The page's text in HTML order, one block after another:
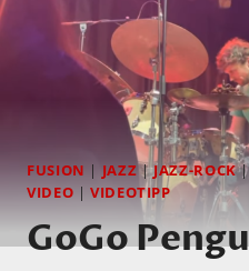
FUSION | JAZZ|JAZZ-ROCK
VIDEO |VIDEOTIPP
GoGo